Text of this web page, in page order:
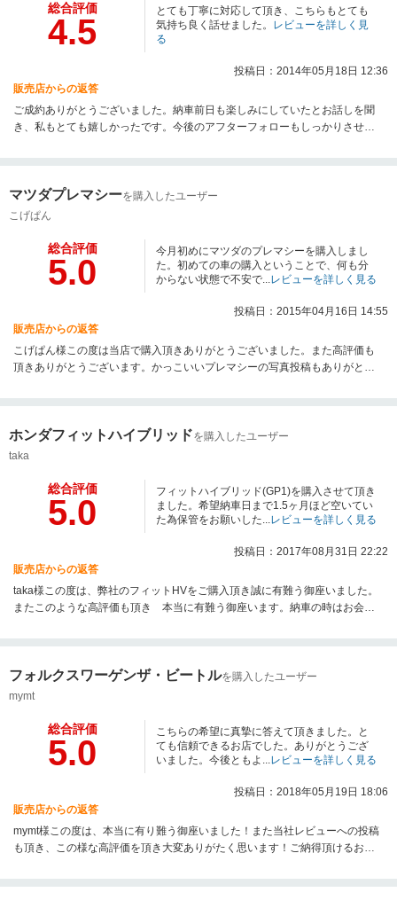
総合評価
4.5
とても丁寧に対応して頂き、こちらもとても
気持ち良く話せました。 レビューを詳しく見
る
投稿日：2014年05月18日 12:36
販売店からの返答
ご成約ありがとうございました。納車前日も楽しみにしていたとお話しを聞
き、私もとても嬉しかったです。今後のアフターフォローもしっかりさせて
マツダプレマシーを購入したユーザー
こげぱん
総合評価
5.0
今月初めにマツダのプレマシーを購入しまし
た。初めての車の購入ということで、何も分
からない状態で不安で...レビューを詳しく見る
投稿日：2015年04月16日 14:55
販売店からの返答
こげぱん様この度は当店で購入頂きありがとうございました。また高評価も
頂きありがとうございます。かっこいいプレマシーの写真投稿もありがとう
しくお願い申し上げます。
ホンダフィットハイブリッドを購入したユーザー
taka
総合評価
5.0
フィットハイブリッド(GP1)を購入させて頂き
ました。希望納車日まで1.5ヶ月ほど空いてい
た為保管をお願いした...レビューを詳しく見る
投稿日：2017年08月31日 22:22
販売店からの返答
taka様この度は、弊社のフィットHVをご購入頂き誠に有難う御座いました。
またこのような高評価も頂き 本当に有難う御座います。納車の時はお会い
タッフ一同taka様のカーライフを全力でサポートさせて頂きます。気になる
いお付き合いの程宜しくお願い致します。ユーザーレビューへのご投稿誠に
有難う御座いました。
フォルクスワーゲンザ・ビートルを購入したユーザー
mymt
総合評価
5.0
こちらの希望に真摯に答えて頂きました。と
ても信頼できるお店でした。ありがとうござ
いました。今後ともよ...レビューを詳しく見る
投稿日：2018年05月19日 18:06
販売店からの返答
mymt様この度は、本当に有り難う御座いました！また当社レビューへの投稿
も頂き、この様な高評価を頂き大変ありがたく思います！ご納得頂けるお車
スも当社を選んで頂けるように全力で取り組んで参ります！今後とも末長い